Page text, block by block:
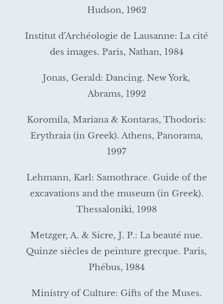
Hudson, 1962
Institut d’Archéologie de Lausanne: La cité
des images. Paris, Nathan, 1984
Jonas, Gerald: Dancing. New York,
Abrams, 1992
Koromila, Mariana & Kontaras, Thodoris:
Erythraia (in Greek). Athens, Panorama,
1997
Lehmann, Karl: Samothrace. Guide of the
excavations and the museum (in Greek).
Thessaloniki, 1998
Metzger, A. & Sicre, J. P.: La beauté nue.
Quinze siècles de peinture grecque. Paris,
Phébus, 1984
Ministry of Culture: Gifts of the Muses.